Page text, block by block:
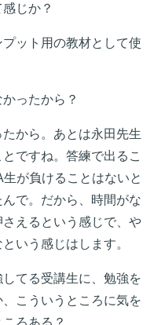
じか？
ット用の教材として使
ったから？
から。あとは永田先生
ですね。答練で出るこ
が負けることはないと
で。だから、時間がな
えるという感じで、や
いう感じはします。
てる受講生に、勉強を
こういうところに気を